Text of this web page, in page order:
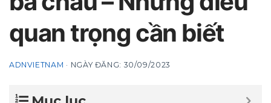
quan trọng cần biết
ADNVIETNAM · NGÀY ĐĂNG: 30/09/2023